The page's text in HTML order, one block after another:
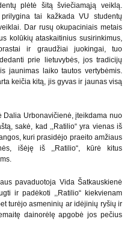
plėtė šitą šviečiamąją veiklą.
tai kažkada VU studentų
Dar rusų okupaciniais metais
kolūkių ataskaitinius susirinkimus,
ir graudžiai juokingai, tuo
prie lietuvybės, jos tradicijų
jaunimas laiko tautos vertybėmis.
keičia kitą, jis gyvas ir jaunas visą
Dalia Urbonavičienė, įteikdama nuo
sakė, kad ,,Ratilio“ yra vienas iš
kuri prasidėjo praeito amžiaus
išėję iš ,,Ratilio“, kūrė kitus
pavaduotoja Vida Šatkauskienė
ir padėkoti ,,Ratilio“ kiekvienam
turėjo asmeninių ar idėjinių ryšių ir
dainorėlę apgobė jos pečius